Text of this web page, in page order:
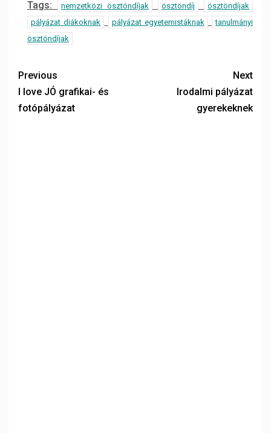
Tags: nemzetközi ösztöndíjak ösztöndíj
ösztöndíjak
pályázat diákoknak
pályázat egyetemistáknak
tanulmányi
ösztöndíjak
Previous
I love JÓ grafikai- és
fotópályázat
Next
Irodalmi pályázat
gyerekeknek